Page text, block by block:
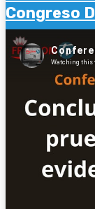
Congreso